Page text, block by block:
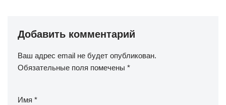
Добавить комментарий
Ваш адрес email не будет опубликован.
Обязательные поля помечены *
Имя *